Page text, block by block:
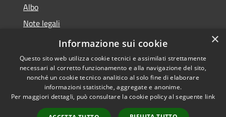
Albo
Note legali
Dichiarazione di accessibilità
Accessibilità
Copyright © 2026 • Città di
Brugherio • Powered by
Municipium• Accesso
×
Informazione sui cookie
Questo sito web utilizza cookie tecnici e assimilati strettamente
necessari al corretto funzionamento e alla navigazione del sito,
nonché un cookie tecnico analitico al solo fine di elaborare
informazioni statistiche, aggregate e anonime.
Per maggiori dettagli, può consultare la cookie policy al seguente link